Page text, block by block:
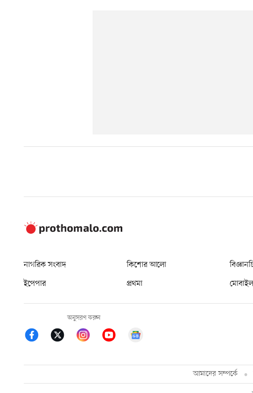
নাগরিক সংবাদ কিশোর আলো
ইপেপার
প্রথমা
অনুসরণ করুন
আমাদের সম্পর্কে